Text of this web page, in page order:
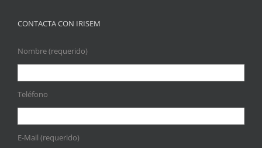
CONTACTA CON IRISEM
Nombre (requerido)
Teléfono
E-Mail (requerido)